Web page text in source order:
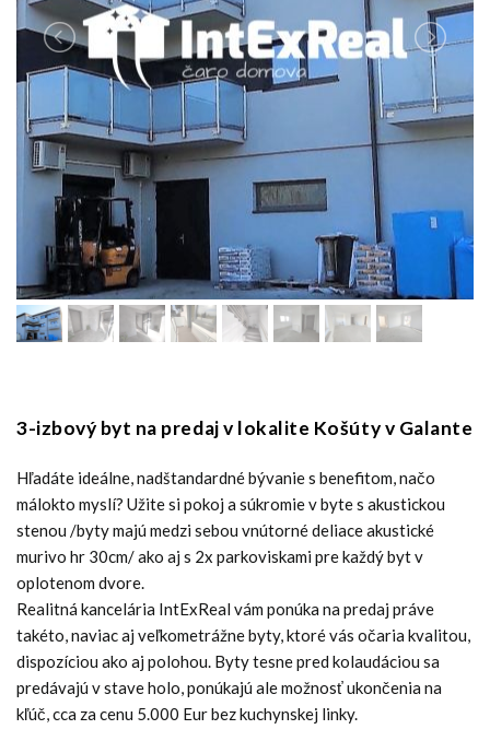
3-izbový byt na predaj v lokalite Košúty v Galante
Hľadáte ideálne, nadštandardné bývanie s benefitom, načo
málokto myslí? Užite si pokoj a súkromie v byte s akustickou
stenou /byty majú medzi sebou vnútorné deliace akustické
murivo hr 30cm/ ako aj s 2x parkoviskami pre každý byt v
oplotenom dvore.
Realitná kancelária IntExReal vám ponúka na predaj práve
takéto, naviac aj veľkometrážne byty, ktoré vás očaria kvalitou,
dispozíciou ako aj polohou. Byty tesne pred kolaudáciou sa
predávajú v stave holo, ponúkajú ale možnosť ukončenia na
kľúč, cca za cenu 5.000 Eur bez kuchynskej linky.